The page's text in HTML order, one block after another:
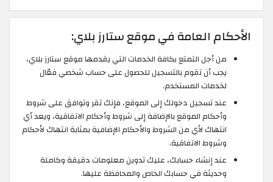
الأحكام العامة في موقع ستارز بلاي:
من أجل التمتع بكافة الخدمات التي يقدمها موقع ستارز بلاي،
يجب أن تقوم بالتسجيل للحصول على حساب شخصي فعّال
لخدمات المستخدم.
عند تسجيل دخولك إلى الموقع، فإنك تقر وتوافق على شروط
وأحكام الموقع بالإضافة إلى شروط وأحكام الاتفاقية، ويعد أي
انتهاك لأي من الشروط والأحكام الإضافية بمثابة انتهاك لأحكام
وشروط الاتفاقية.
عند إنشاء حسابك، عليك تدوين معلومات دقيقة وكاملة
وحديثة في حسابك الخاص والمحافظة عليها.